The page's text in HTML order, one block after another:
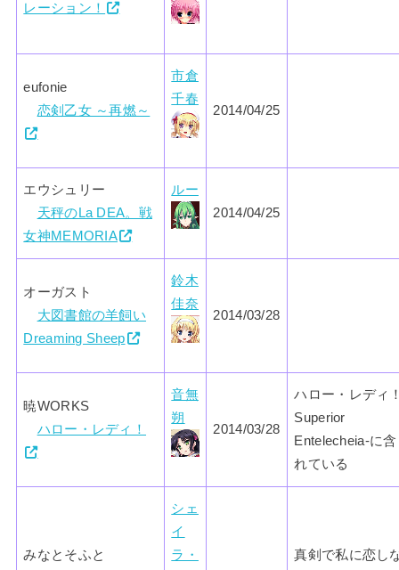
レーション！
eufonie
恋剣乙女 ～再燃～
市倉
千春
2014/04/25
エウシュリー
天秤のLa DEA。戦
女神MEMORIA
ルー
2014/04/25
オーガスト
大図書館の羊飼い
Dreaming Sheep
鈴木
佳奈
2014/03/28
暁WORKS
ハロー・レディ！
音無
朔
2014/03/28
ハロー・レディ
Superior
Entelecheia-に
れている
みなとそふと
シェ
イ
ラ・
真剣で私に恋し